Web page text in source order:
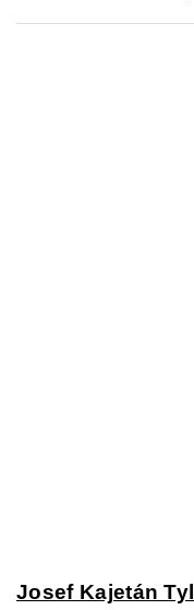
Josef Kajetán Tyl